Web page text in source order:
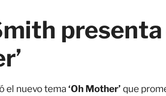
presenta
el nuevo tema ‘Oh Mother’ que